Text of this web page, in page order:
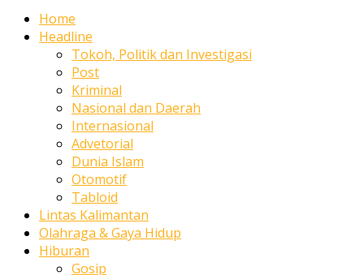
Home
Headline
Tokoh, Politik dan Investigasi
Post
Kriminal
Nasional dan Daerah
Internasional
Advetorial
Dunia Islam
Otomotif
Tabloid
Lintas Kalimantan
Olahraga & Gaya Hidup
Hiburan
Gosip